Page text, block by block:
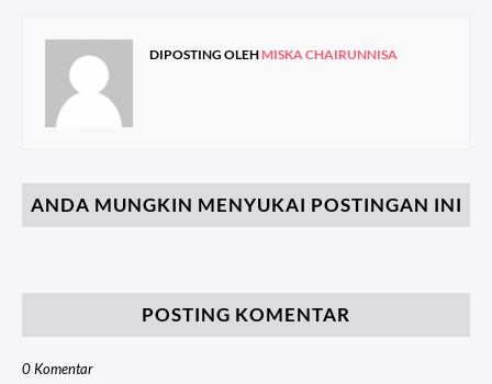
DIPOSTING OLEH MISKA CHAIRUNNISA
ANDA MUNGKIN MENYUKAI POSTINGAN INI
POSTING KOMENTAR
0 Komentar